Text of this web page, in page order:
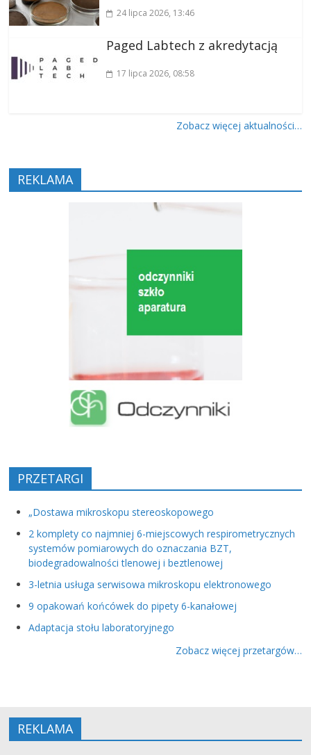
24 lipca 2026, 13:46
Paged Labtech z akredytacją
17 lipca 2026, 08:58
Zobacz więcej aktualności…
REKLAMA
PRZETARGI
„Dostawa mikroskopu stereoskopowego
2 komplety co najmniej 6-miejscowych respirometrycznych
systemów pomiarowych do oznaczania BZT,
biodegradowalności tlenowej i beztlenowej
3-letnia usługa serwisowa mikroskopu elektronowego
9 opakowań końcówek do pipety 6-kanałowej
Adaptacja stołu laboratoryjnego
Zobacz więcej przetargów…
REKLAMA